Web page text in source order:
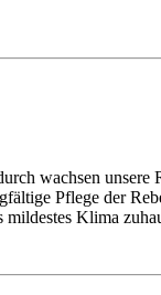
wachsen unsere
Pflege der
Klima